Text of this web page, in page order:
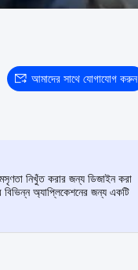
আমাদের সাথে যোগাযোগ করুন
নিখুঁত করার জন্য ডিজাইন করা
অ্যাপ্লিকেশনের জন্য একটি